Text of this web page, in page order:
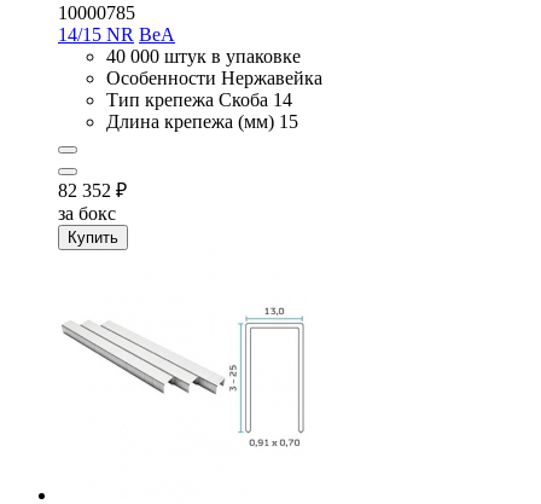
10000785
14/15 NR BeA
40 000 штук в упаковке
Особенности Нержавейка
Тип крепежа Скоба 14
Длина крепежа (мм) 15
82 352 ₽
за бокс
Купить